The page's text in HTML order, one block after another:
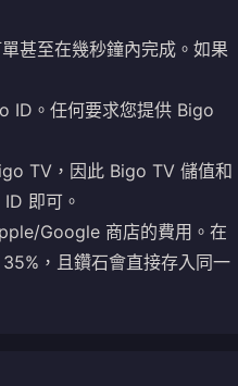
甚至在幾秒鐘內完成。如果
ID。任何要求您提供 Bigo
TV，因此 Bigo TV 儲值和
即可。
Google 商店的費用。在
，且鑽石會直接存入同一